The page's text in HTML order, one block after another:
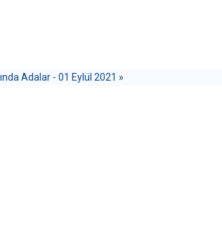
Adalar - 01 Eylül 2021 »